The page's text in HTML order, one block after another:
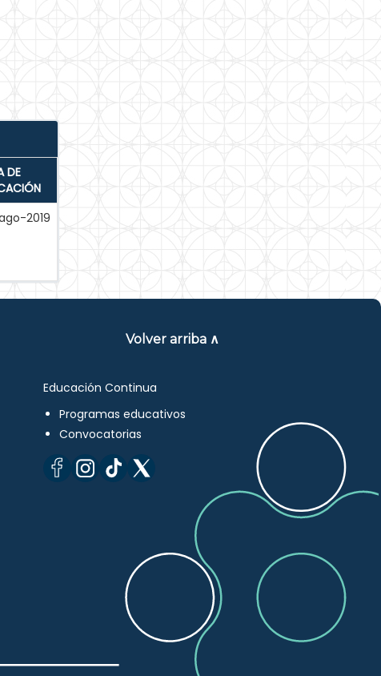
DE
2019
Volver arriba ∧
Educación Continua
Programas educativos
Convocatorias